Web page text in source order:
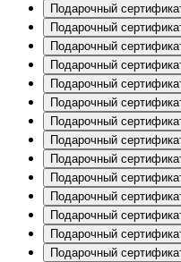
Подарочный
Подарочный
Подарочный
Подарочный
Подарочный
Подарочный
Подарочный
Подарочный
Подарочный
Подарочный
Подарочный
Подарочный
Подарочный
Подарочный